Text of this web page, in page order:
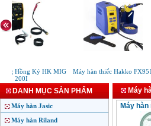
Hồng Ký HK MIG
200I
Máy hàn thiếc Hakko FX951
DANH MỤC SẢN PHẨM
Máy hàn Jasic
Máy hàn Riland
Máy
Máy